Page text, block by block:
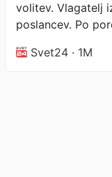
volitev. Vlagatelj
poslancev. Po
Svet24 · 1M